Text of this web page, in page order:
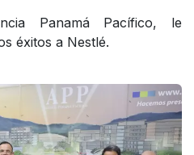
Panamá Pacífico, le
éxitos a Nestlé.